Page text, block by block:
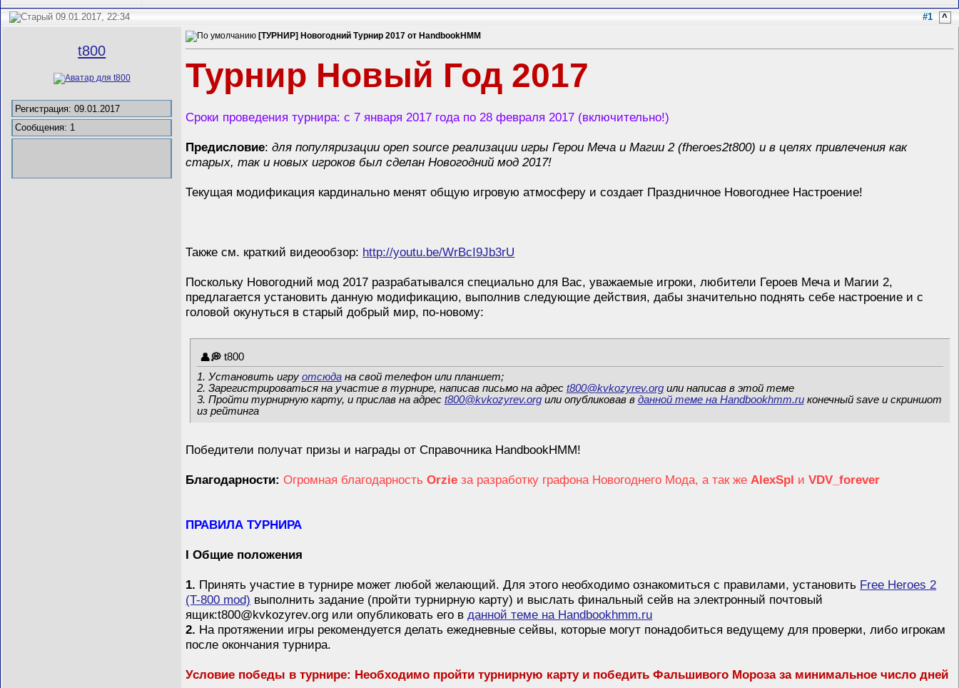
09.01.2017, 22:34 #1 ^
t800
Регистрация: 09.01.2017
Сообщения: 1
[ТУРНИР] Новогoдний Турнир 2017 от HandbookHMM
Турнир Новый Год 2017
Сроки проведения турнира: с 7 января 2017 года по 28 февраля 2017 (включительно!)
Предисловие:для популяризации open source реализации игры Герои Меча и Магии 2 (fheroes2t800) и в целях привлечения как
старых, так и новых игроков был сделан Новогодний мод 2017!
Текущая модификация кардинально менят общую игровую атмосферу и создает Праздничное Новогоднее Настроение!
Также см. краткий видеообзор: http://youtu.be/WrBcI9Jb3rU
Поскольку Новогодний мод 2017 разрабатывался специально для Вас, уважаемые игроки, любители Героев Меча и Магии 2,
предлагается установить данную модификацию, выполнив следующие действия, дабы значительно поднять себе настроение и с
головой окунуться в старый добрый мир, по-новому:
t800
1. Установить игру отсюдана свой телефон или планшет;
2. Зарегистрироваться на участие в турнире, написав письмо на адрес t800@kvkozyrev.orgили написав в этой теме
3. Пройти турнирную карту, и прислав на адрес t800@kvkozyrev.orgили опубликовав в данной теме на Handbookhmm.ruконечный save и скриншот
из рейтинга
Победители получат призы и награды от Cправочника HandbookHMM!
Благодарности: Огромная благодарностьOrzie за разработку графона Новогоднего Мода, а так жеAlexSpl иVDV_forever
ПРАВИЛА ТУРНИРА
I Общие положения
1. Принять участие в турнире может любой желающий. Для этого необходимо ознакомиться с правилами, установить Free Heroes 2
(T-800 mod) выполнить задание (пройти турнирную карту) и выслать финальный сейв на электронный почтовый
ящик:t800@kvkozyrev.org или опубликовать его вданной теме на Handbookhmm.ru
2. На протяжении игры рекомендуется делать ежедневные сейвы, которые могут понадобиться ведущему для проверки, либо игрокам
после окончания турнира.
Условие победы в турнире: Необходимо пройти турнирную карту и победить Фальшивого Мороза за минимальное число дней